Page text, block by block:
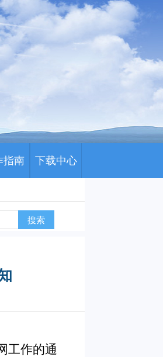
指南 下载中心
购需求量填报工作的通知
搜索
工作的通